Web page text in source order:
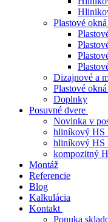
Plastové
Dizajnové a
Plastové
Doplnky
Posuvné dvere
Novinka v
hliníkový
hliníkový HS
kompozitný
Montáž
Referencie
Blog
Kalkulácia
Kontakt
Ponuka